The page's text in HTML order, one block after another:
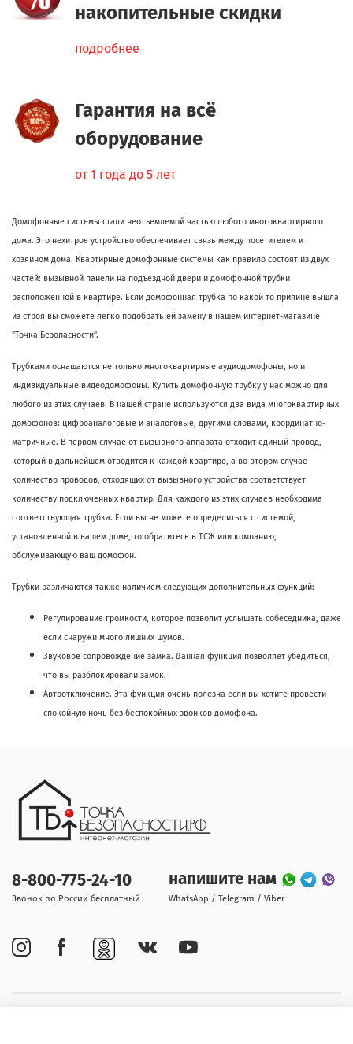
накопительные скидки
подробнее
Гарантия на всё
оборудование
от 1 года до 5 лет
Домофонные системы стали неотъемлемой частью любого многоквартирного
дома. Это нехитрое устройство обеспечивает связь между посетителем и
хозяином дома. Квартирные домофонные системы как правило состоят из двух
частей: вызывной панели на подъездной двери и домофонной трубки
расположенной в квартире. Если домофонная трубка по какой то прияине вышла
из строя вы сможете легко подобрать ей замену в нашем интернет-магазине
"Точка Безопасности".
Трубками оснащаются не только многоквартирные аудиодомофоны, но и
индивидуальные видеодомофоны. Купить домофонную трубку у нас можно для
любого из этих случаев. В нашей стране используются два вида многоквартирных
домофонов: цифроаналоговые и аналоговые, другими словами, координатно-
матричные. В первом случае от вызывного аппарата отходит единый провод,
который в дальнейшем отводится к каждой квартире, а во втором случае
количество проводов, отходящих от вызывного устройства соответствует
количеству подключенных квартир. Для каждого из этих случаев необходима
соответствующая трубка. Если вы не можете определиться с системой,
установленной в вашем доме, то обратитесь в ТСЖ или компанию,
обслуживающую ваш домофон.
Трубки различаются также наличием следующих дополнительных функций:
Регулирование громкости, которое позволит услышать собеседника, даже
если снаружи много лишних шумов.
Звуковое сопровождение замка. Данная функция позволяет убедиться,
что вы разблокировали замок.
Автоотключение. Эта функция очень полезна если вы хотите провести
спокойную ночь без беспокойных звонков домофона.
8-800-775-24-10
Звонок по России бесплатный
напишите нам
WhatsApp / Telegram / Viber